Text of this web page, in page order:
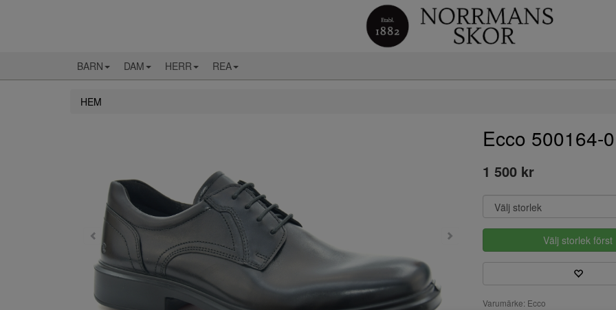
BARN DAM HERR REA
HEM
Ecco 500164-
1 500 kr
Välj storlek först
Varumärke: Ecco